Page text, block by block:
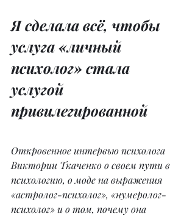
Я сделала всё, чтобы
услуга «личный
психолог» стала
услугой
привилегированной
Откровенное интервью психолога
Виктории Ткаченко о своем пути в
психологию, о моде на выражения
«астролог-психолог», «нумеролог-
психолог» и о том, почему она